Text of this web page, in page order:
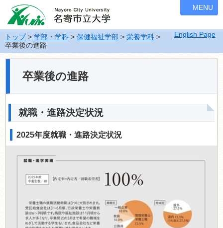
ナ
ビ
ゲ
ー
シ
ョ
English Page
MENU
トップ> 学部・学科 > 保健福祉学部 > 栄養学科 >
卒業後の進路
卒業後の進路
就職・進路決定状況
2025年度就職・進路決定状況